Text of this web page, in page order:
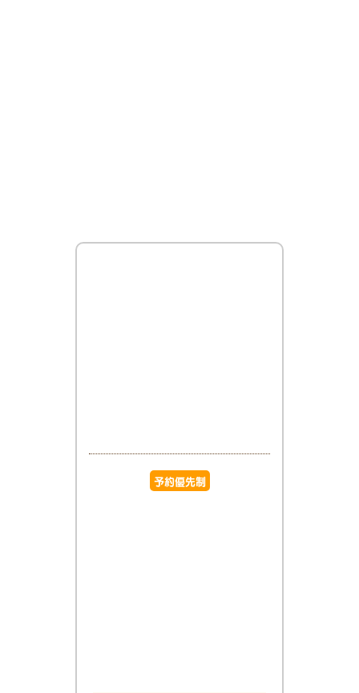
予約優先制